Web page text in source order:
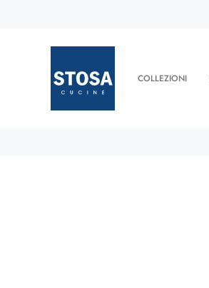
COLLEZIONI